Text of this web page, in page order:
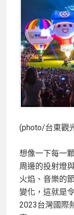
(photo/台東觀
想像一下每一
周邊的投射燈
火焰、音樂的
變化，這就是
2023台灣國際